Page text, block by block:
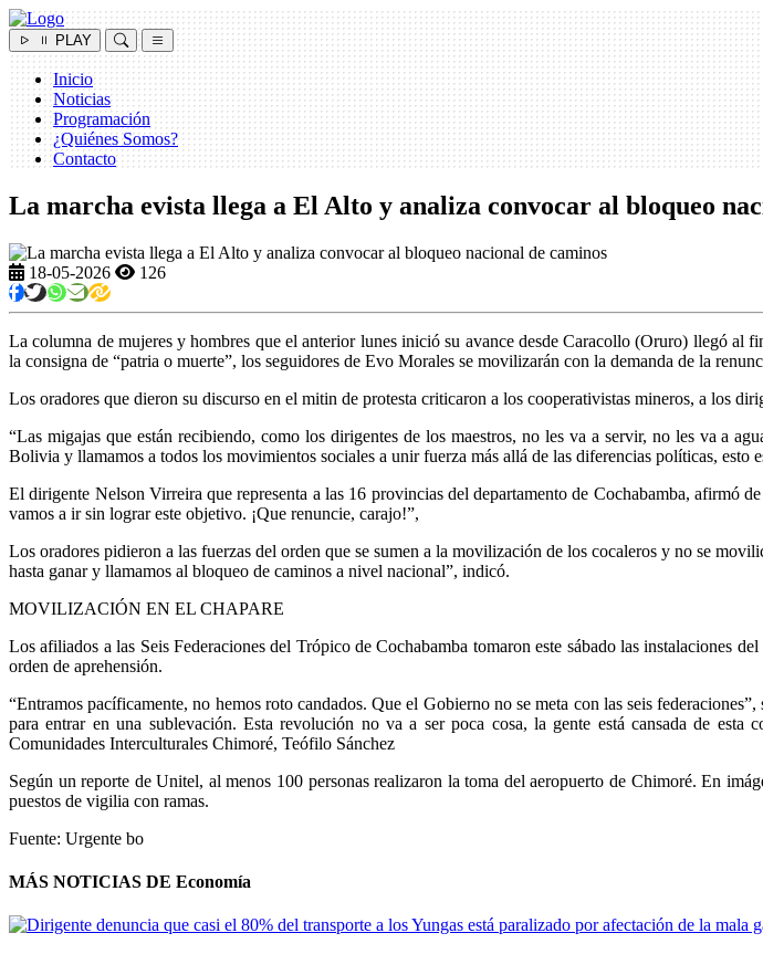
PLAY
Inicio
Noticias
Programación
¿Quiénes Somos?
Contacto
La marcha evista llega a El Alto y analiza convocar al bloqueo
18-05-2026 126
La columna de mujeres y hombres que el anterior lunes inició su avance desde Caracollo (Oruro) llegó al
la consigna de “patria o muerte”, los seguidores de Evo Morales se movilizarán con la demanda de la
Los oradores que dieron su discurso en el mitin de protesta criticaron a los cooperativistas mineros, a los
“Las migajas que están recibiendo, como los dirigentes de los maestros, no les va a servir, no les va a
Bolivia y llamamos a todos los movimientos sociales a unir fuerza más allá de las diferencias políticas, esto
El dirigente Nelson Virreira que representa a las 16 provincias del departamento de Cochabamba, afirmó
vamos a ir sin lograr este objetivo. ¡Que renuncie, carajo!”,
Los oradores pidieron a las fuerzas del orden que se sumen a la movilización de los cocaleros y no se
hasta ganar y llamamos al bloqueo de caminos a nivel nacional”, indicó.
MOVILIZACIÓN EN EL CHAPARE
Los afiliados a las Seis Federaciones del Trópico de Cochabamba tomaron este sábado las instalaciones
orden de aprehensión.
“Entramos pacíficamente, no hemos roto candados. Que el Gobierno no se meta con las seis
para entrar en una sublevación. Esta revolución no va a ser poca cosa, la gente está cansada de
Comunidades Interculturales Chimoré, Teófilo Sánchez
Según un reporte de Unitel, al menos 100 personas realizaron la toma del aeropuerto de Chimoré. En
puestos de vigilia con ramas.
Fuente: Urgente bo
MÁS NOTICIAS DE Economía